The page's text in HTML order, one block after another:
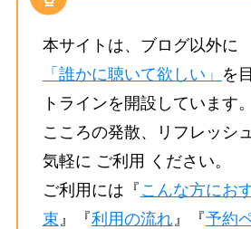
本サイトは、ブログ以外に
「誰かに聴いて欲しい」 を
トラインを開設しています。
こころの発散、リフレッシ
気軽に ご利用 ください。
ご利用には『 こんな方にお
束 』『利用の流れ』『予約